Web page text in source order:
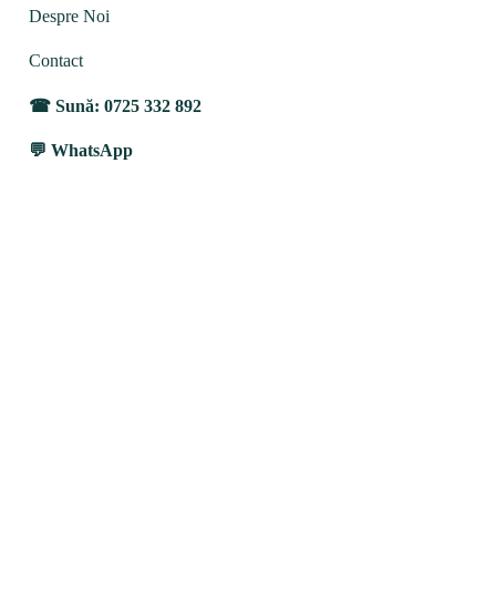
Despre Noi
Contact
Sună: 0725 332 892
WhatsApp